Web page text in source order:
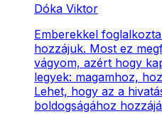
Dóka Viktor
Emberekkel
hozzájuk. Most ez
vágyom, azért hogy
legyek: magamhoz,
Lehet, hogy az a
boldogságához